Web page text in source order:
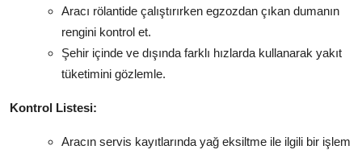
Aracı rölantide çalıştırırken egzozdan çıkan dumanın
rengini kontrol et.
Şehir içinde ve dışında farklı hızlarda kullanarak yakıt
tüketimini gözlemle.
Kontrol Listesi:
Aracın servis kayıtlarında yağ eksiltme ile ilgili bir işlem